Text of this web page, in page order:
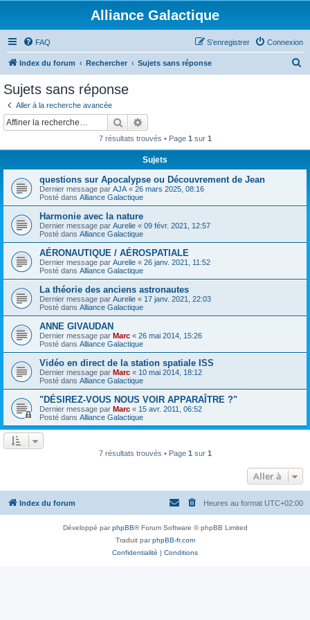
Alliance Galactique
FAQ Connexion
S’enregistrer
Index du forum Rechercher Sujets sans réponse
Sujets sans réponse
Aller à la recherche avancée
Rechercher
7 résultats trouvés • Page 1 sur 1
Sujets
questions sur Apocalypse ou Découvrement de Jean
Dernier message par AJA « 26 mars 2025, 08:16
Posté dans Alliance Galactique
Harmonie avec la nature
Dernier message par Aurelie « 09 févr. 2021, 12:57
Posté dans Alliance Galactique
AÉRONAUTIQUE / AÉROSPATIALE
Dernier message par Aurelie « 26 janv. 2021, 11:52
Posté dans Alliance Galactique
La théorie des anciens astronautes
Dernier message par Aurelie « 17 janv. 2021, 22:03
Posté dans Alliance Galactique
ANNE GIVAUDAN
Dernier message par Marc « 26 mai 2014, 15:26
Posté dans Alliance Galactique
Vidéo en direct de la station spatiale ISS
Dernier message par Marc « 10 mai 2014, 18:12
Posté dans Alliance Galactique
"DÉSIREZ-VOUS NOUS VOIR APPARAÎTRE ?"
Dernier message par Marc « 15 avr. 2011, 06:52
Posté dans Alliance Galactique
7 résultats trouvés • Page 1 sur 1
Aller à
Index du forum Heures au format UTC+02:00
Développé parphpBB® Forum Software © phpBB Limited
Traduit parphpBB-fr.com
Confidentialité | Conditions